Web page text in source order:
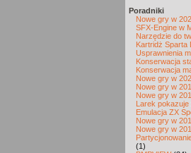
Poradniki
Nowe gry w
SFX-Engine w
Narzędzie do
Kartridż Sparta
Usprawnienia
Konserwacja
Konserwacja
Nowe gry w
Nowe gry w
Nowe gry w
Larek pokazuje
Emulacja ZX
Nowe gry w
Nowe gry w
(1)